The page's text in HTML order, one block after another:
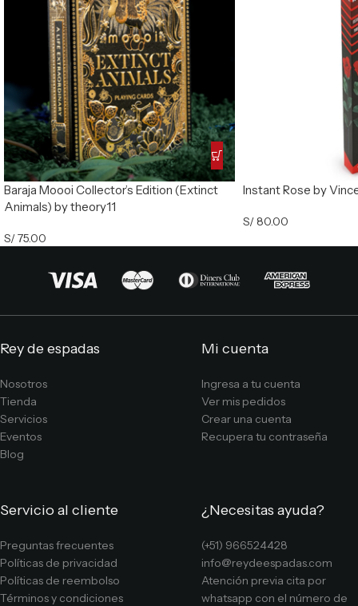
Baraja Moooi Collector’s Edition (Extinct
Animals) by theory11
S/75.00
Instant Rose by
S/80.00
Rey de espadas
Nosotros
Tienda
Servicios
Eventos
Blog
Mi cuenta
Ingresa a tu cuenta
Ver mis pedidos
Crear una cuenta
Recupera tu contraseña
Servicio al cliente
Preguntas frecuentes
Políticas de privacidad
Políticas de reembolso
Términos y condiciones
¿Necesitas ayuda?
(+51) 966524428
info@reydeespadas.com
Atención previa cita por
whatsapp con el número de